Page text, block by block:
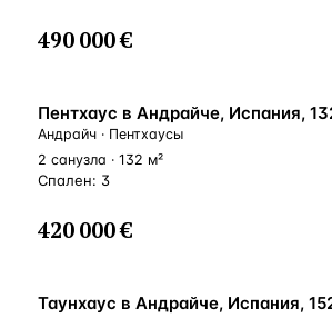
490 000 €
ВНЖ
Пентхаус в Андрайче, Испания,
Андрайч · Пентхаусы
2 санузла · 132 м²
Спален: 3
420 000 €
ВНЖ
Таунхаус в Андрайче, Испания,